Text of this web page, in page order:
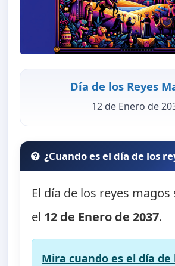
Día de los Reyes
12 de Enero de
¿Cuando es el día de los
El día de los reyes magos
el 12 de Enero de 2037.
Mira cuando es el día de